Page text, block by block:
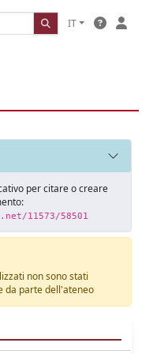
IT
per citare o creare
11573/58501
non sono stati
da parte dell'ateneo